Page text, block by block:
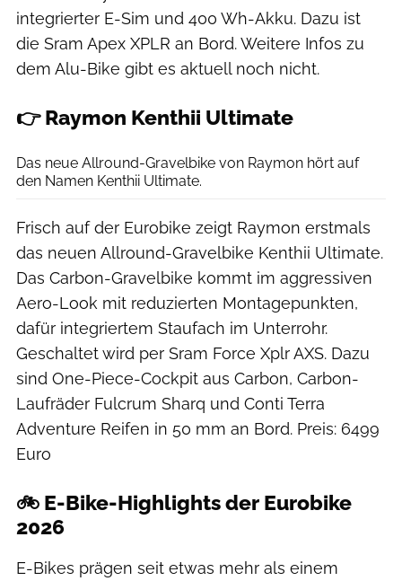
integrierter E-Sim und 400 Wh-Akku. Dazu ist
die Sram Apex XPLR an Bord. Weitere Infos zu
dem Alu-Bike gibt es aktuell noch nicht.
👉 Raymon Kenthii Ultimate
Das neue Allround-Gravelbike von Raymon hört auf
den Namen Kenthii Ultimate.
Frisch auf der Eurobike zeigt Raymon erstmals
das neuen Allround-Gravelbike Kenthii Ultimate.
Das Carbon-Gravelbike kommt im aggressiven
Aero-Look mit reduzierten Montagepunkten,
dafür integriertem Staufach im Unterrohr.
Geschaltet wird per Sram Force Xplr AXS. Dazu
sind One-Piece-Cockpit aus Carbon, Carbon-
Laufräder Fulcrum Sharq und Conti Terra
Adventure Reifen in 50 mm an Bord. Preis: 6499
Euro
🚲 E-Bike-Highlights der Eurobike
2026
E-Bikes prägen seit etwas mehr als einem